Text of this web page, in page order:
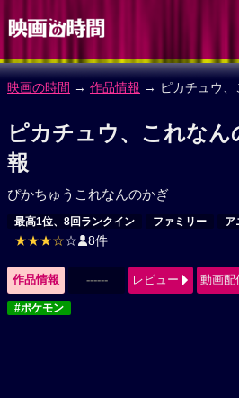
映画の時間 → 作品情報 → ピカチュウ、
ピカチュウ、これなん
報
ぴかちゅうこれなんのかぎ
最高1位、8回ランクイン ファミリー ア
★★★☆☆ 8件
作品情報 ------ レビュー 動画配
#ポケモン